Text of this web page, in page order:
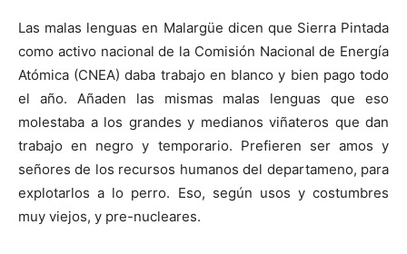
Las malas lenguas en Malargüe dicen que Sierra Pintada
como activo nacional de la Comisión Nacional de Energía
Atómica (CNEA) daba trabajo en blanco y bien pago todo
el año. Añaden las mismas malas lenguas que eso
molestaba a los grandes y medianos viñateros que dan
trabajo en negro y temporario. Prefieren ser amos y
señores de los recursos humanos del departameno, para
explotarlos a lo perro. Eso, según usos y costumbres
muy viejos, y pre-nucleares.